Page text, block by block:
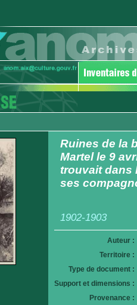
Ruines de la
Martel le 9
trouvait dans
ses
1902-1903
Auteur :
Territoire :
Type de document :
Support et dimensions :
Provenance :